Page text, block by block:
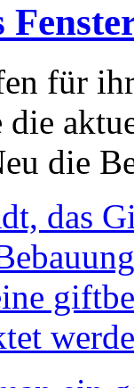
für
die
die
das